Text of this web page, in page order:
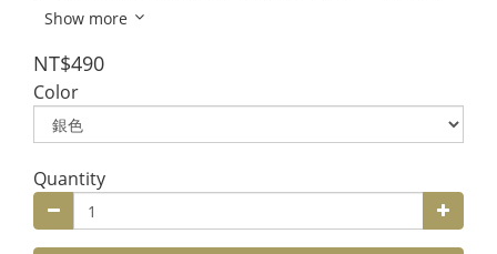
Show more
NT$490
Color
Quantity